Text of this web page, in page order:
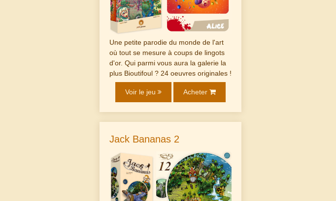
Une petite parodie du monde de l'art
où tout se mesure à coups de lingots
d'or. Qui parmi vous aura la galerie la
plus Bioutifoul ? 24 oeuvres originales !
Voir le jeu Acheter
Jack Bananas 2